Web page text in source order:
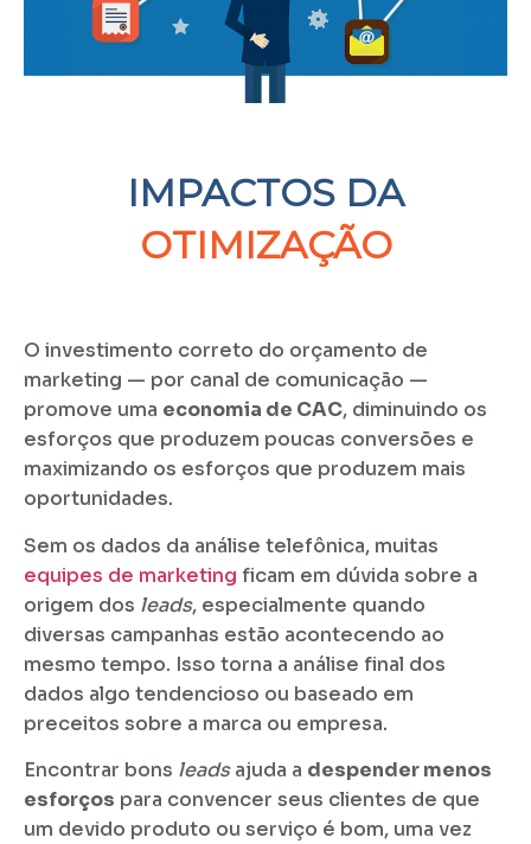
IMPACTOS DA
OTIMIZAÇÃO
O investimento correto do orçamento de
marketing — por canal de comunicação —
promove uma economia de CAC, diminuindo os
esforços que produzem poucas conversões e
maximizando os esforços que produzem mais
oportunidades.
Sem os dados da análise telefônica, muitas
equipes de marketing ficam em dúvida sobre a
origem dos leads, especialmente quando
diversas campanhas estão acontecendo ao
mesmo tempo. Isso torna a análise final dos
dados algo tendencioso ou baseado em
preceitos sobre a marca ou empresa.
Encontrar bons leadsajuda a despender menos
esforços para convencer seus clientes de que
um devido produto ou serviço é bom, uma vez